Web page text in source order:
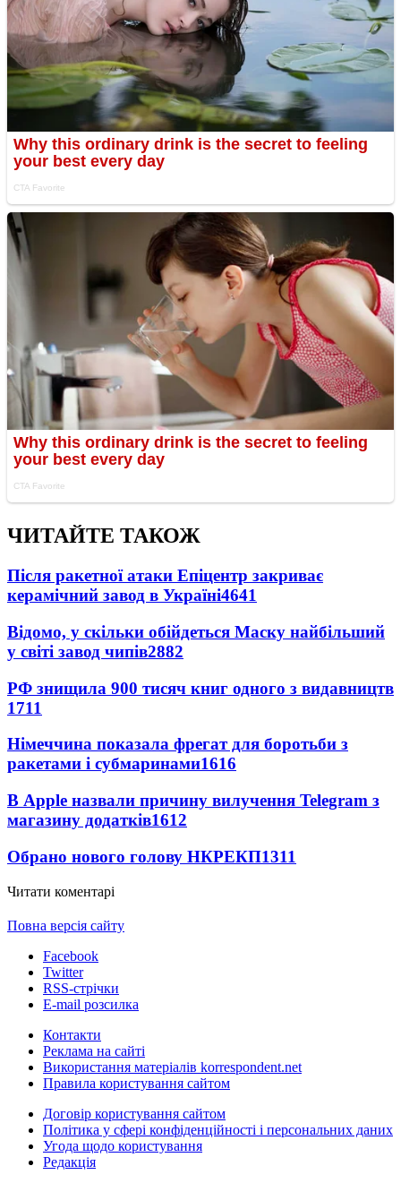
ЧИТАЙТЕ ТАКОЖ
Після ракетної атаки Епіцентр закриває
керамічний завод в Україні4641
Відомо, у скільки обійдеться Маску найбільший
у світі завод чипів2882
РФ знищила 900 тисяч книг одного з видавництв
1711
Німеччина показала фрегат для боротьби з
ракетами і субмаринами1616
В Apple назвали причину вилучення Telegram з
магазину додатків1612
Обрано нового голову НКРЕКП1311
Читати коментарі
Повна версія сайту
Facebook
Twitter
RSS-стрічки
E-mail розсилка
Контакти
Реклама на сайті
Використання матеріалів korrespondent.net
Правила користування сайтом
Договір користування сайтом
Політика у сфері конфіденційності і персональних даних
Угода щодо користування
Редакція